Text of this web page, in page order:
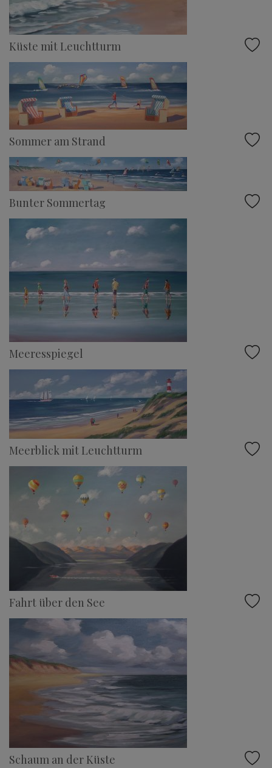
Küste mit Leuchtturm
Sommer am Strand
Bunter Sommertag
Meeresspiegel
Meerblick mit Leuchtturm
Fahrt über den See
Schaum an der Küste